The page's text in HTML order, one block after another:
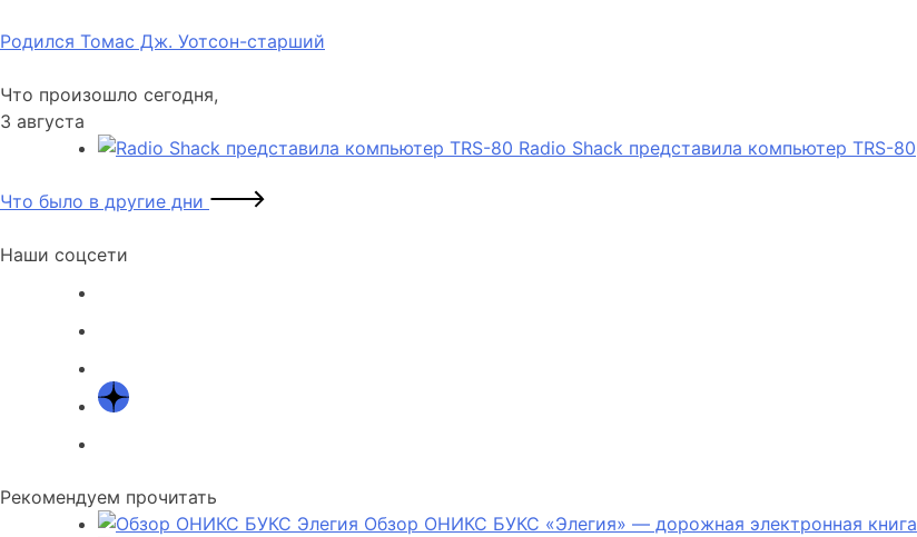
записям
Родился Томас Дж. Уотсон-старший
Что произошло сегодня,
3 августа
Radio Shack представила компьютер TRS-80
Что было в другие дни
Наши соцсети
Рекомендуем прочитать
Обзор ОНИКС БУКС «Элегия» — дорожная электронная книга